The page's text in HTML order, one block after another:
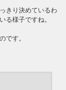
きり決めているわ
る様子ですね。
です。